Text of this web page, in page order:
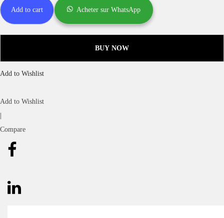
Add to cart Acheter sur WhatsApp
BUY NOW
Add to Wishlist
Add to Wishlist
Compare